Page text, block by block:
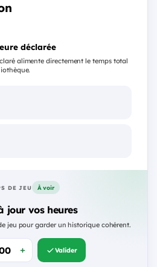
déclarée
alimente directement le temps total
DE JEU À voir
jour vos heures
jeu pour garder un historique cohérent.
Valider